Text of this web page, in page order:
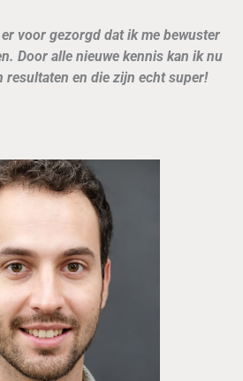
voor gezorgd dat ik me bewuster
Door alle nieuwe kennis kan ik nu
resultaten en die zijn echt super!